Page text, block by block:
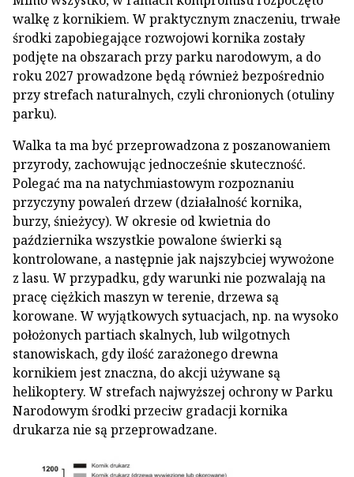
walkę z kornikiem. W praktycznym znaczeniu, trwałe
środki zapobiegające rozwojowi kornika zostały
podjęte na obszarach przy parku narodowym, a do
roku 2027 prowadzone będą również bezpośrednio
przy strefach naturalnych, czyli chronionych (otuliny
parku).
Walka ta ma być przeprowadzona z poszanowaniem
przyrody, zachowując jednocześnie skuteczność.
Polegać ma na natychmiastowym rozpoznaniu
przyczyny powaleń drzew (działalność kornika,
burzy, śnieżycy). W okresie od kwietnia do
października wszystkie powalone świerki są
kontrolowane, a następnie jak najszybciej wywożone
z lasu. W przypadku, gdy warunki nie pozwalają na
pracę ciężkich maszyn w terenie, drzewa są
korowane. W wyjątkowych sytuacjach, np. na wysoko
położonych partiach skalnych, lub wilgotnych
stanowiskach, gdy ilość zarażonego drewna
kornikiem jest znaczna, do akcji używane są
helikoptery. W strefach najwyższej ochrony w Parku
Narodowym środki przeciw gradacji kornika
drukarza nie są przeprowadzane.